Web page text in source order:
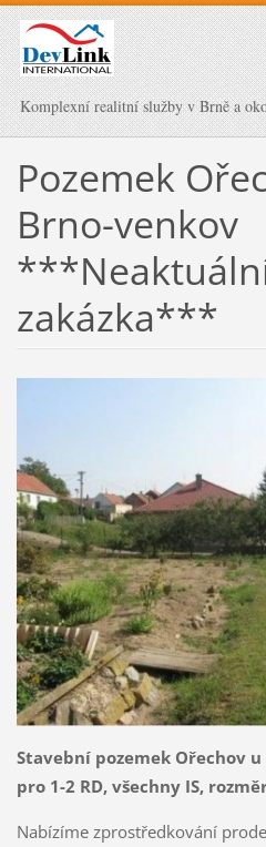
Komplexní realitní služby v Brně a
Pozemek
Brno-venkov
zakázka***
Stavební pozemek Ořechov u
pro 1-2 RD, všechny IS,
Nabízíme zprostředkování